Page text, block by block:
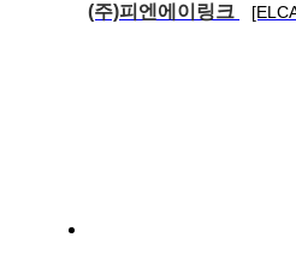
(주)피엔에이링크